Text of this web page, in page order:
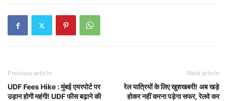
Previous article
UDF Fees Hike : मुंबई एयरपोर्ट पर
उड़ान होगी महंगी! UDF फीस बढ़ाने की
Next article
रेल यात्रियों के लिए खुशखबरी! अब खड़े
होकर नहीं करना पड़ेगा सफर, रेलवे कर